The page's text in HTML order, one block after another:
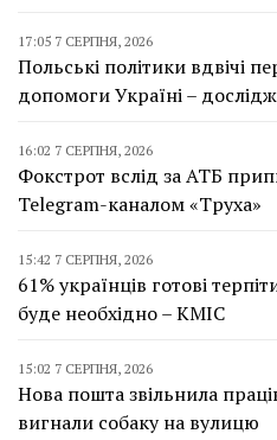
17:05 7 СЕРПНЯ, 2026
Польські політики вдвічі
допомоги Україні –
16:02 7 СЕРПНЯ, 2026
Фокстрот вслід за АТБ
Telegram-каналом «Труха»
15:42 7 СЕРПНЯ, 2026
61% українців готові
буде необхідно – КМІС
15:02 7 СЕРПНЯ, 2026
Нова пошта звільнила
вигнали собаку на вулицю